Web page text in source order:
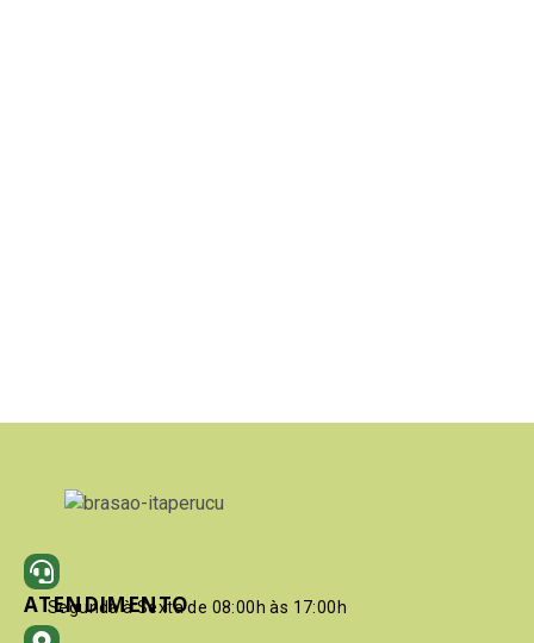
ATENDIMENTO
Segunda à Sexta de 08:00h às 17:00h